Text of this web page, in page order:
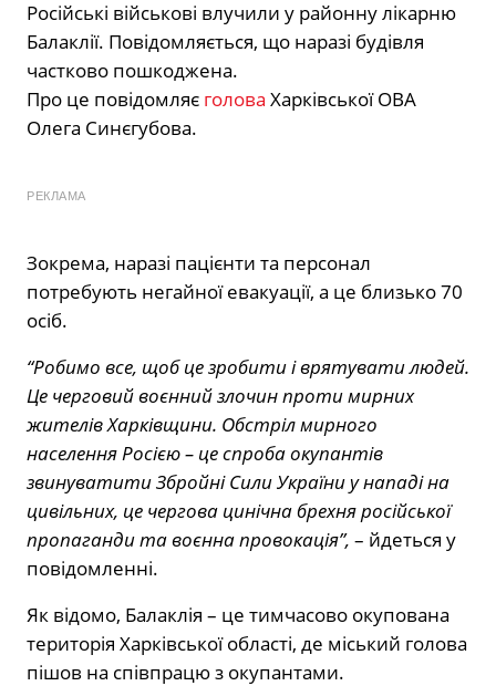
Російські військові влучили у районну лікарню
Балаклії. Повідомляється, що наразі будівля
частково пошкоджена.
Про це повідомляє голова Харківської ОВА
Олега Синєгубова.
РЕКЛАМА
Зокрема, наразі пацієнти та персонал
потребують негайної евакуації, а це близько 70
осіб.
“Робимо все, щоб це зробити і врятувати людей.
Це черговий воєнний злочин проти мирних
жителів Харківщини. Обстріл мирного
населення Росією – це спроба окупантів
звинуватити Збройні Сили України у нападі на
цивільних, це чергова цинічна брехня російської
пропаганди та воєнна провокація”, – йдеться у
повідомленні.
Як відомо, Балаклія – це тимчасово окупована
територія Харківської області, де міський голова
пішов на співпрацю з окупантами.